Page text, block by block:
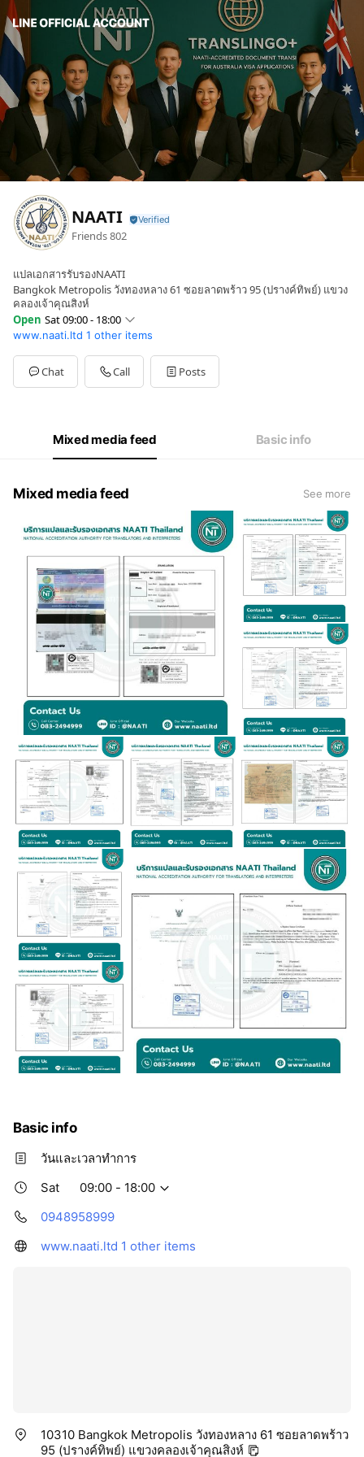
NAATI
Friends802
แปลเอกสารรับรองNAATI
Bangkok Metropolis วังทองหลาง 61 ซอยลาดพร้าว 95 (ปรางค์ทิพย์) แขวง
คลองเจ้าคุณสิงห์
Open Sat 09:00 - 18:00
Sun09:00 - 18:00
Mon09:00 - 18:00
Tue09:00 - 18:00
Wed09:00 - 18:00
09:00 - 18:00
www.naati.ltd 1 other items
Chat Call Posts
Mixed media feed Basic info
Mixed media feed See more
Basic info
วันและเวลาทำการ
Sat
09:00 - 18:00
0948958999
www.naati.ltd 1 other items
10310 Bangkok Metropolis วังทองหลาง 61 ซอยลาดพร้าว
95 (ปรางค์ทิพย์) แขวงคลองเจ้าคุณสิงห์